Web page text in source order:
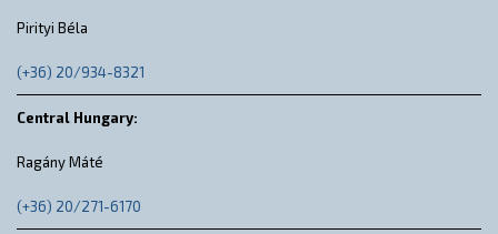
Pirityi Béla
(+36) 20/934-8321
Central Hungary:
Ragány Máté
(+36) 20/271-6170